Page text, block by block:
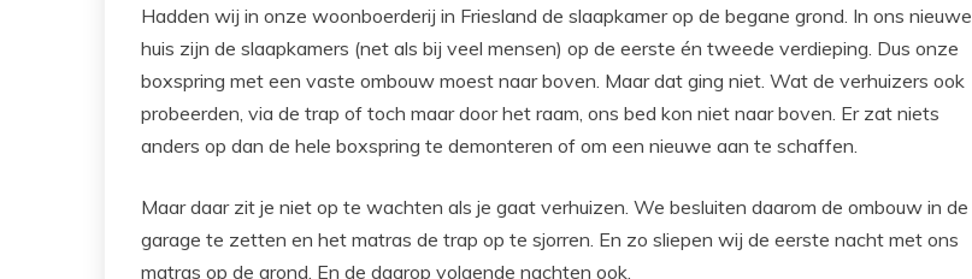
Hadden wij in onze woonboerderij in Friesland de slaapkamer op de begane grond. In ons nieuwe
huis zijn de slaapkamers (net als bij veel mensen) op de eerste én tweede verdieping. Dus onze
boxspring met een vaste ombouw moest naar boven. Maar dat ging niet. Wat de verhuizers ook
probeerden, via de trap of toch maar door het raam, ons bed kon niet naar boven. Er zat niets
anders op dan de hele boxspring te demonteren of om een nieuwe aan te schaffen.
Maar daar zit je niet op te wachten als je gaat verhuizen. We besluiten daarom de ombouw in de
garage te zetten en het matras de trap op te sjorren. En zo sliepen wij de eerste nacht met ons
matras op de grond. En de daarop volgende nachten ook.